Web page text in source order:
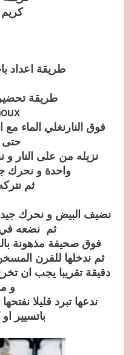
كريم
طريقة اعداد
طريقة
فوق النارنغلي الماء
حتى
نزيله من على النار
واحدة و نحرك
ثم
نضيف البيض و نحرك
ثم نضعه في
فوق صحيفة مذهونة
دقيقة تقريبا يجب ان
و
ندعها تبرد قليلا
باتسيير